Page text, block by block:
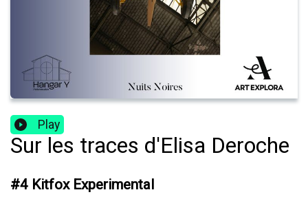
Play
Sur les traces d'Elisa Deroche
#4 Kitfox Experimental